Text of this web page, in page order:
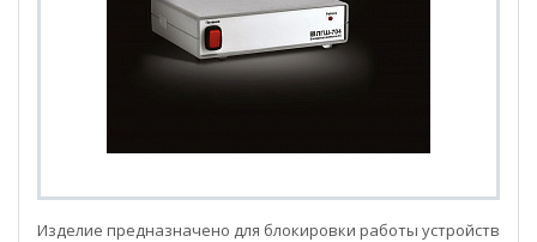
ЛГШ-704
Изделие предназначено для блокировки работы устройств